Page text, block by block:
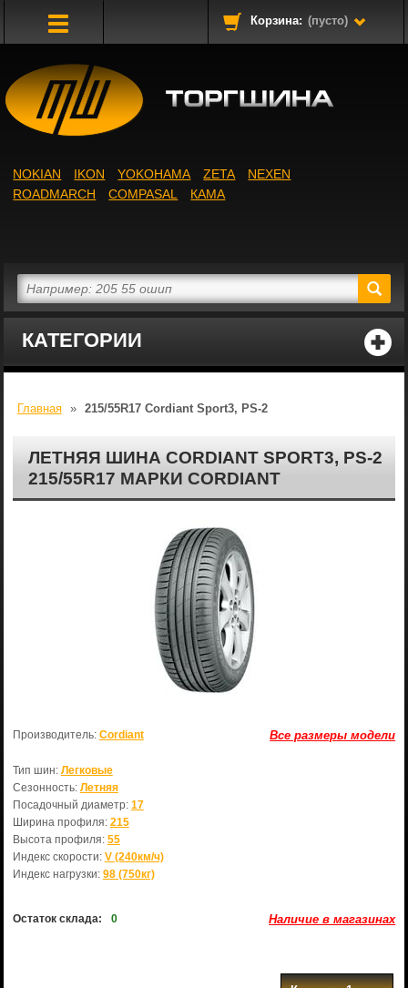
Корзина: (пусто)
КАТЕГОРИИ
NOKIAN IKON YOKOHAMA ZETA
NEXEN
ROADMARCH
COMPASAL КАМА
Главная » 215/55R17 Cordiant Sport3, PS-2
ЛЕТНЯЯ ШИНА CORDIANT SPORT3, PS-2
215/55R17 МАРКИ CORDIANT
Все размеры модели
Производитель: Cordiant
Тип шин: Легковые
Сезонность: Летняя
Посадочный диаметр: 17
Ширина профиля: 215
Высота профиля: 55
Индекс скорости: V (240км/ч)
Индекс нагрузки: 98 (750кг)
Остаток склада: 0 Наличие в магазинах